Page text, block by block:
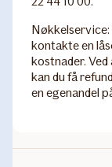
Nøkkelservice:
kontakte en
kostnader.
kan du få
en egenandel